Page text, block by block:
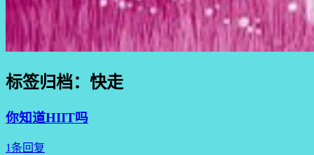
标签归档： 快走
你知道HIIT吗
1条回复